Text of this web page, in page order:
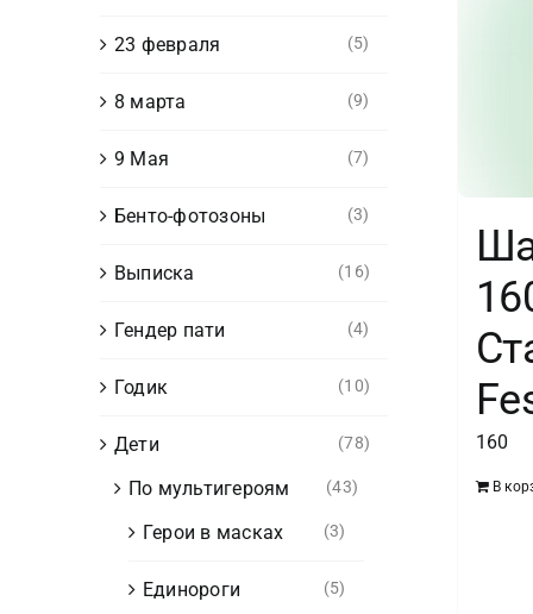
23 февраля (5)
8 марта (9)
9 Мая (7)
Бенто-фотозоны (3)
Выписка (16)
Гендер пати (4)
Годик (10)
Дети (78)
По мультигероям (43)
Герои в масках (3)
Единороги (5)
160
В